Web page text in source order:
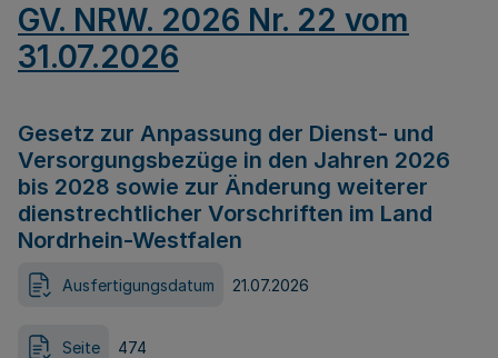
GV. NRW. 2026 Nr. 22 vom
31.07.2026
Gesetz zur Anpassung der Dienst- und
Versorgungsbezüge in den Jahren 2026
bis 2028 sowie zur Änderung weiterer
dienstrechtlicher Vorschriften im Land
Nordrhein-Westfalen
Ausfertigungsdatum 21.07.2026
Seite 474